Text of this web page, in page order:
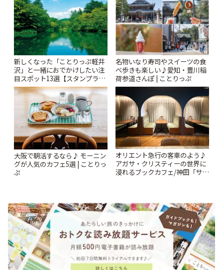
新しくなった「ことりっぷ軽井
沢」と一緒におでかけしたい注
目スポット13選【スタンプラリ
ー開催中】 | ことりっぷ
名物いなり寿司やスイーツの食
べ歩きも楽しい♪愛知・豊川稲
荷参道さんぽ | ことりっぷ
大阪で朝活するなら♪ モーニン
グが人気のカフェ5選 | ことりっ
ぷ
オリエント急行の客車のよう♪
アガサ・クリスティーの世界に
浸れるブックカフェ/神田「サロ